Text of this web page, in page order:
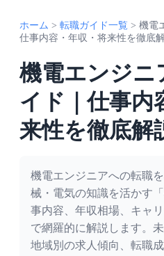
ホーム > 転職ガイド一覧 > 機電
仕事内容・年収・将来性を徹底
機電エンジニ
イド｜仕事内
来性を徹底解
機電エンジニアへの転職
械・電気の知識を活かす
事内容、年収相場、キャ
で網羅的に解説します。
地域別の求人傾向、転職